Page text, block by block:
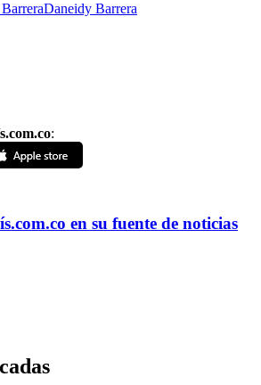
Daneidy Barrera
:
.com.co en su fuente de noticias